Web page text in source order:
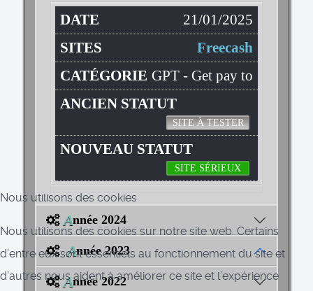
21/01/2025
Freecash
GPT - Get pay to
Année 2024
Année 2023
Année 2022
Nous utilisons des cookies
Nous utilisons des cookies sur notre site web. Certains
d’entre eux sont essentiels au fonctionnement du site et
d’autres nous aident à améliorer ce site et l’expérience